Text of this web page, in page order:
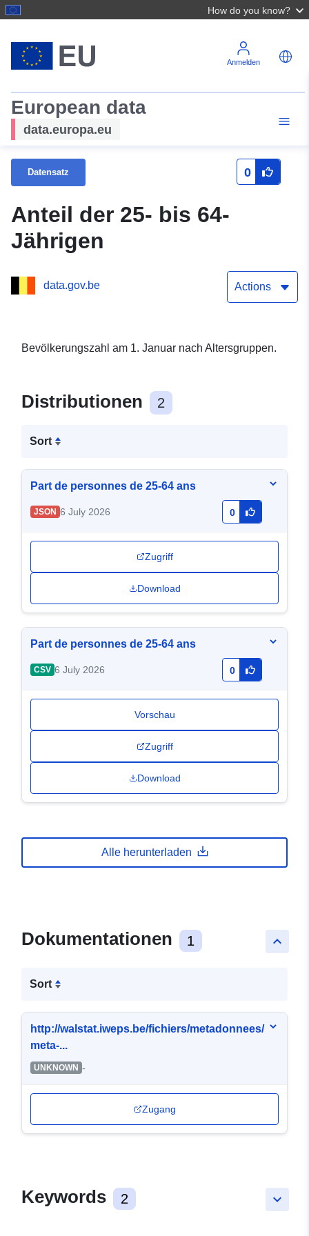
How do you know?
Anmelden
European data
data.europa.eu
Datensatz 0
Anteil der 25- bis 64-
Jährigen
data.gov.be Actions
Bevölkerungszahl am 1. Januar nach Altersgruppen.
Distributionen 2
Sort
Part de personnes de 25-64 ans
JSON 6 July 2026 0
Zugriff
Download
Part de personnes de 25-64 ans
CSV 6 July 2026 0
Vorschau
Zugriff
Download
Alle herunterladen
keyboard_arrow_up
Dokumentationen 1
Sort
http://walstat.iweps.be/fichiers/metadonnees/
meta-...
UNKNOWN -
Zugang
keyboard_arrow_down
Keywords 2